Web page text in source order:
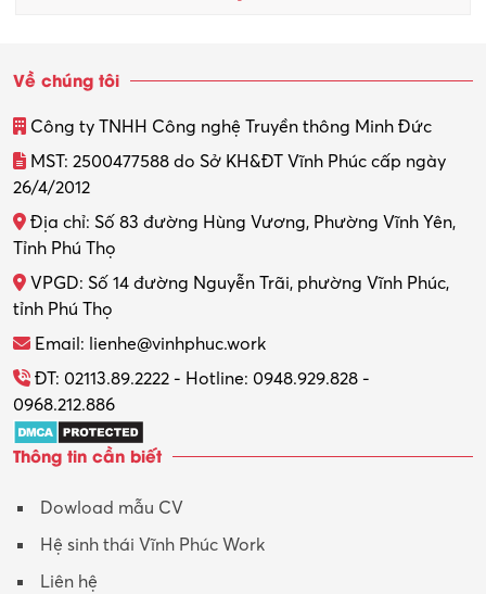
Về chúng tôi
Công ty TNHH Công nghệ Truyền thông Minh Đức
MST: 2500477588 do Sở KH&ĐT Vĩnh Phúc cấp ngày
26/4/2012
Địa chỉ: Số 83 đường Hùng Vương, Phường Vĩnh Yên,
Tỉnh Phú Thọ
VPGD: Số 14 đường Nguyễn Trãi, phường Vĩnh Phúc,
tỉnh Phú Thọ
Email: lienhe@vinhphuc.work
ĐT: 02113.89.2222 - Hotline: 0948.929.828 -
0968.212.886
Thông tin cần biết
Dowload mẫu CV
Hệ sinh thái Vĩnh Phúc Work
Liên hệ